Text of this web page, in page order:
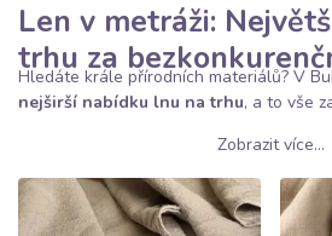
Len v metráži:
trhu za
Hledáte krále přírodních materiálů? V
nejširší nabídku lnu na trhu, a to vše
srdce milovníků udržitelné módy svými
už hledáte klasický stoprocentní len,
s viskózou či bavlnou, u nás si zaručeně
palety barev a vzorů.
Zobrazit více...